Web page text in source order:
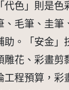
代色」則是
、毛筆、圭
助。「安金
雕花、彩畫
工程預算，